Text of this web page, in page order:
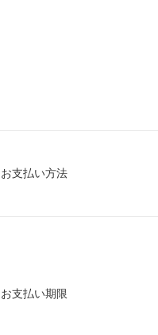
お支払い方法
お支払い期限